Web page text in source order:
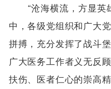
“沧海横流，方显英
中，各级党组织和广大
拼搏，充分发挥了战斗
广大医务工作者义无反
扶伤、医者仁心的崇高